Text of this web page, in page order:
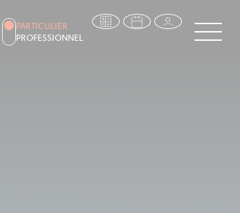
PARTICULIER
PROFESSIONNEL